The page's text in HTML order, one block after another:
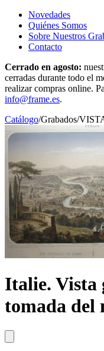
Novedades
Quiénes Somos
Sobre Nuestros
Contacto
Cerrado en agosto:
cerradas durante todo el
realizar compras online.
info@frame.es.
Catálogo/Grabados/
Italie. Vista
tomada del